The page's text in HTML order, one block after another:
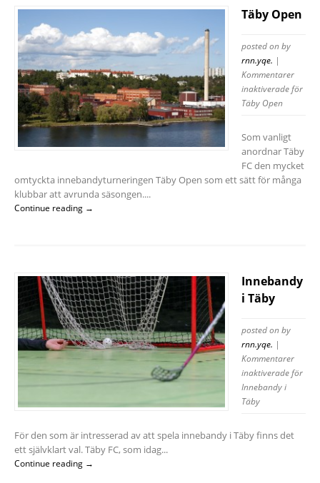
Täby Open
posted onby
rnn.yqe. |
Kommentarer
inaktiveradeför
Täby Open
Som vanligt
anordnar Täby
FC den mycket
omtyckta innebandyturneringen Täby Open som ett sätt för många
klubbar att avrunda säsongen....
Continue reading →
Innebandy
i Täby
posted onby
rnn.yqe. |
Kommentarer
inaktiveradeför
Innebandy i
Täby
För den som är intresserad av att spela innebandy i Täby finns det
ett självklart val. Täby FC, som idag...
Continue reading →